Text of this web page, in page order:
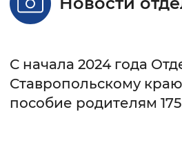
Стандартный
Интервал
С начала 2024 года
Ставропольскому
пособие родителям